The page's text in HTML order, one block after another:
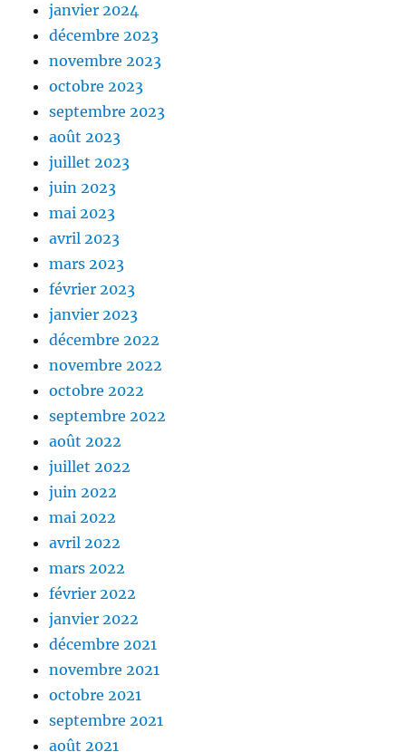
janvier 2024
décembre 2023
novembre 2023
octobre 2023
septembre 2023
août 2023
juillet 2023
juin 2023
mai 2023
avril 2023
mars 2023
février 2023
janvier 2023
décembre 2022
novembre 2022
octobre 2022
septembre 2022
août 2022
juillet 2022
juin 2022
mai 2022
avril 2022
mars 2022
février 2022
janvier 2022
décembre 2021
novembre 2021
octobre 2021
septembre 2021
août 2021